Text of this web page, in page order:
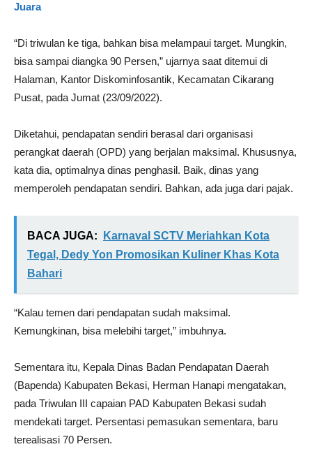
Juara
“Di triwulan ke tiga, bahkan bisa melampaui target. Mungkin,
bisa sampai diangka 90 Persen,” ujarnya saat ditemui di
Halaman, Kantor Diskominfosantik, Kecamatan Cikarang
Pusat, pada Jumat (23/09/2022).
Diketahui, pendapatan sendiri berasal dari organisasi
perangkat daerah (OPD) yang berjalan maksimal. Khususnya,
kata dia, optimalnya dinas penghasil. Baik, dinas yang
memperoleh pendapatan sendiri. Bahkan, ada juga dari pajak.
BACA JUGA:
Karnaval SCTV Meriahkan Kota
Tegal, Dedy Yon Promosikan Kuliner Khas Kota
Bahari
“Kalau temen dari pendapatan sudah maksimal.
Kemungkinan, bisa melebihi target,” imbuhnya.
Sementara itu, Kepala Dinas Badan Pendapatan Daerah
(Bapenda) Kabupaten Bekasi, Herman Hanapi mengatakan,
pada Triwulan III capaian PAD Kabupaten Bekasi sudah
mendekati target. Persentasi pemasukan sementara, baru
terealisasi 70 Persen.